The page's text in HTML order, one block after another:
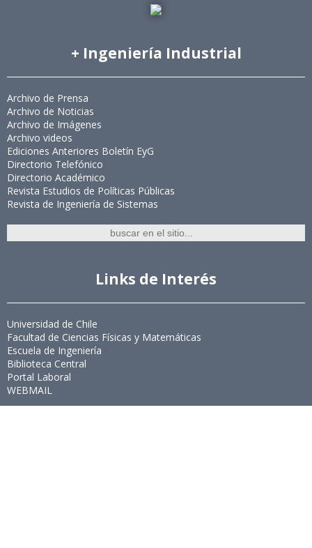
+ Ingeniería Industrial
Archivo de Prensa
Archivo de Noticias
Archivo de Imágenes
Archivo videos
Ediciones Anteriores Boletín EyG
Directorio Telefónico
Directorio Académico
Revista Estudios de Políticas Públicas
Revista de Ingeniería de Sistemas
Links de Interés
Universidad de Chile
Facultad de Ciencias Físicas y Matemáticas
Escuela de Ingeniería
Biblioteca Central
Portal Laboral
WEBMAIL